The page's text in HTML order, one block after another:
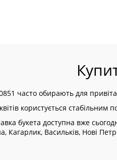
часто обирають для
користується
букета доступна вже
Кагарлик, Васильків, Нові